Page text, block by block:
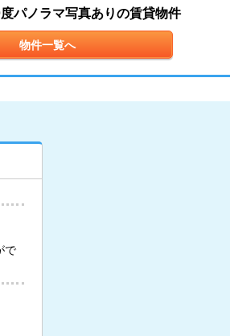
パノラマ写真ありの賃貸物件
物件一覧へ
で